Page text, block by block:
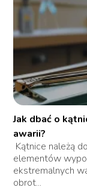
Jak dbać o
awarii?
Kątnice należą
elementów
ekstremalnych
obrot...